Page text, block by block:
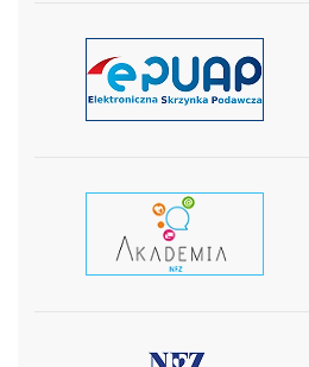
czytaj więcej